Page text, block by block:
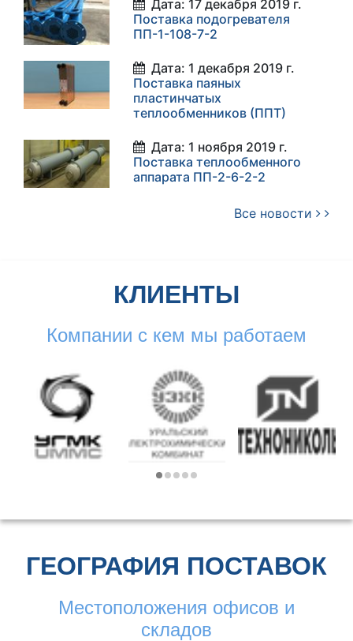
Дата: 17 декабря 2019 г.
Поставка подогревателя
ПП-1-108-7-2
Дата: 1 декабря 2019 г.
Поставка паяных
пластинчатых
теплообменников (ППТ)
Дата: 1 ноября 2019 г.
Поставка теплообменного
аппарата ПП-2-6-2-2
Все новости
КЛИЕНТЫ
Компании с кем мы работаем
ГЕОГРАФИЯ ПОСТАВОК
Местоположения офисов и
складов